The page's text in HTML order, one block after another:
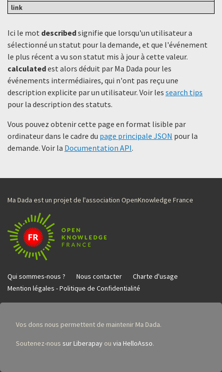
Ici le mot describedsignifie que lorsqu'un utilisateur a
sélectionné un statut ​​pour la demande, et que l'événement
le plus récent a vu son statut mis à jour à cette valeur.
calculatedest alors déduit par Ma Dada pour les
événements intermédiaires, qui n'ont pas reçu une
description explicite par un utilisateur. Voir les search tips
pour la description des statuts.
Vous pouvez obtenir cette page en format lisible par
ordinateur dans le cadre du page principale JSON pour la
demande. Voir la Documentation API.
Ma Dada est un projet de l'association OpenKnowledge France
Qui sommes-nous ? Nous contacter
Charte d'usage
Mention légales - Politique de Confidentialité
Vos dons nous permettent de maintenir Ma Dada.
Soutenez-nous sur Liberapay ou via HelloAsso.